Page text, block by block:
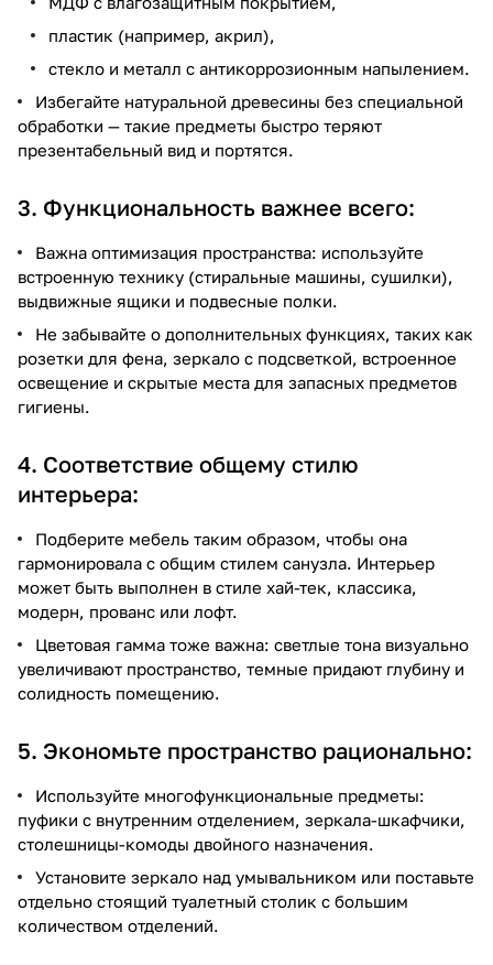
пластик (например, акрил),
стекло и металл с антикоррозионным напылением.
Избегайте натуральной древесины без специальной
обработки — такие предметы быстро теряют
презентабельный вид и портятся.
3. Функциональность важнее всего:
Важна оптимизация пространства: используйте
встроенную технику (стиральные машины, сушилки),
выдвижные ящики и подвесные полки.
Не забывайте о дополнительных функциях, таких как
розетки для фена, зеркало с подсветкой, встроенное
освещение и скрытые места для запасных предметов
гигиены.
4. Соответствие общему стилю
интерьера:
Подберите мебель таким образом, чтобы она
гармонировала с общим стилем санузла. Интерьер
может быть выполнен в стиле хай-тек, классика,
модерн, прованс или лофт.
Цветовая гамма тоже важна: светлые тона визуально
увеличивают пространство, темные придают глубину и
солидность помещению.
5. Экономьте пространство рационально:
Используйте многофункциональные предметы:
пуфики с внутренним отделением, зеркала-шкафчики,
столешницы-комоды двойного назначения.
Установите зеркало над умывальником или поставьте
отдельно стоящий туалетный столик с большим
количеством отделений.